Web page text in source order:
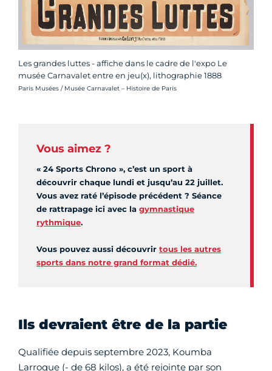
Les grandes luttes - affiche dans le cadre de l'expo Le
musée Carnavalet entre en jeu(x), lithographie 1888
Crédit photo :
Paris Musées / Musée Carnavalet – Histoire de Paris
Vous aimez ?
« 24 Sports Chrono », c’est un sport à
découvrir chaque lundi et jusqu’au 22 juillet.
Vous avez raté l’épisode précédent ? Séance
de rattrapage ici avec la gymnastique
rythmique.
Vous pouvez aussi découvrir tous les autres
sports dans notre grand format dédié.
Ils devraient être de la partie
Qualifiée depuis septembre 2023, Koumba
Larroque (- de 68 kilos), a été rejointe par son